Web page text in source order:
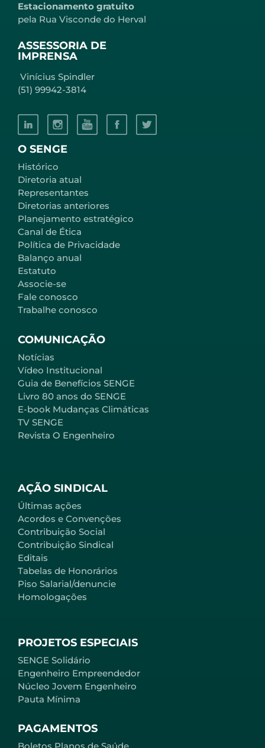
AÇÃO SINDICAL
Últimas ações
Acordos e Convenções
Contribuição Social
Contribuição Sindical
Editais
Tabelas de Honorários
Piso Salarial/denuncie
Homologações
PROJETOS ESPECIAIS
SENGE Solidário
Engenheiro Empreendedor
Núcleo Jovem Engenheiro
Pauta Mínima
PAGAMENTOS
O SENGE
Histórico
Diretoria atual
Representantes
Diretorias anteriores
Planejamento estratégico
Canal de Ética
Política de Privacidade
Balanço anual
Estatuto
Associe-se
Fale conosco
Trabalhe conosco
COMUNICAÇÃO
Notícias
Vídeo Institucional
Guia de Benefícios SENGE
Livro 80 anos do SENGE
E-book Mudanças Climáticas
TV SENGE
Revista O Engenheiro
Estacionamento gratuito
pela Rua Visconde do Herval
ASSESSORIA DE
IMPRENSA
Vinícius Spindler
(51) 99942-3814